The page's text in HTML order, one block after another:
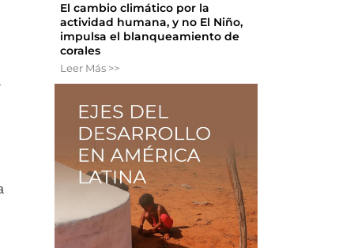
El cambio climático por la
actividad humana, y no El Niño,
impulsa el blanqueamiento de
corales
Leer Más >>